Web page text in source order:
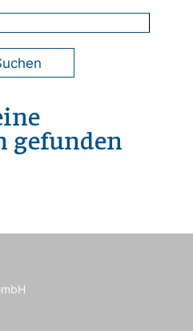
gefunden